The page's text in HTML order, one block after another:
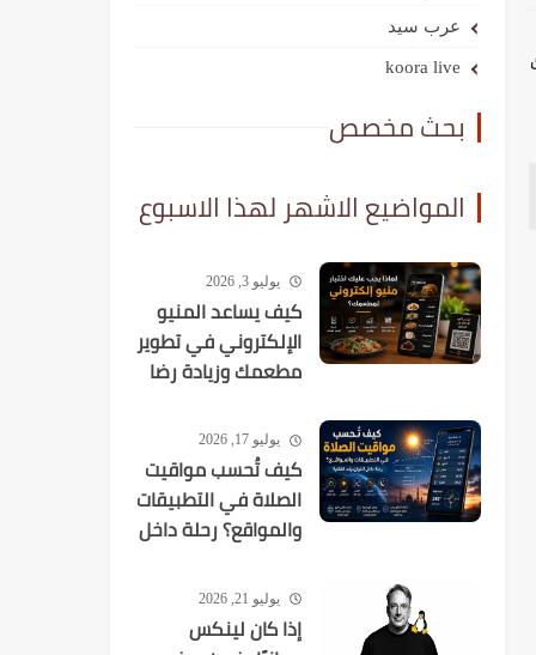
عرب سيد
koora live
بحث مخصص
المواضيع الاشهر لهذا الاسبوع
يوليو 3, 2026
كيف يساعد المنيو
الإلكتروني في تطوير
مطعمك وزيادة رضا
يوليو 17, 2026
كيف تُحسب مواقيت
الصلاة في التطبيقات
والمواقع؟ رحلة داخل
يوليو 21, 2026
إذا كان لينكس